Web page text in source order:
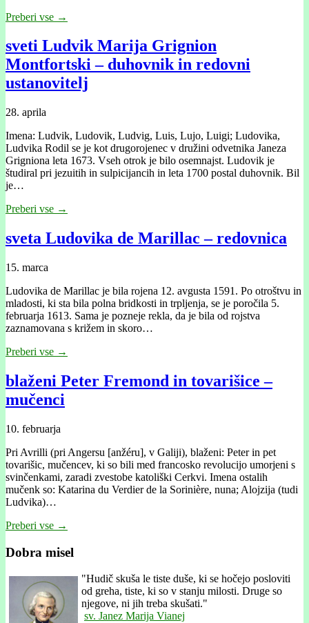
Preberi vse →
sveti Ludvik Marija Grignion
Montfortski – duhovnik in redovni
ustanovitelj
28. aprila
Imena: Ludvik, Ludovik, Ludvig, Luis, Lujo, Luigi; Ludovika,
Ludvika Rodil se je kot drugorojenec v družini odvetnika Janeza
Grigniona leta 1673. Vseh otrok je bilo osemnajst. Ludovik je
študiral pri jezuitih in sulpicijancih in leta 1700 postal duhovnik. Bil
je…
Preberi vse →
sveta Ludovika de Marillac – redovnica
15. marca
Ludovika de Marillac je bila rojena 12. avgusta 1591. Po otroštvu in
mladosti, ki sta bila polna bridkosti in trpljenja, se je poročila 5.
februarja 1613. Sama je pozneje rekla, da je bila od rojstva
zaznamovana s križem in skoro…
Preberi vse →
blaženi Peter Fremond in tovarišice –
mučenci
10. februarja
Pri Avrilli (pri Angersu [anžéru], v Galiji), blaženi: Peter in pet
tovarišic, mučencev, ki so bili med francosko revolucijo umorjeni s
svinčenkami, zaradi zvestobe katoliški Cerkvi. Imena ostalih
mučenk so: Katarina du Verdier de la Sorinière, nuna; Alojzija (tudi
Ludvika)…
Preberi vse →
Dobra misel
"Hudič skuša le tiste duše, ki se hočejo posloviti
od greha, tiste, ki so v stanju milosti. Druge so
njegove, ni jih treba skušati."
sv. Janez Marija Vianej